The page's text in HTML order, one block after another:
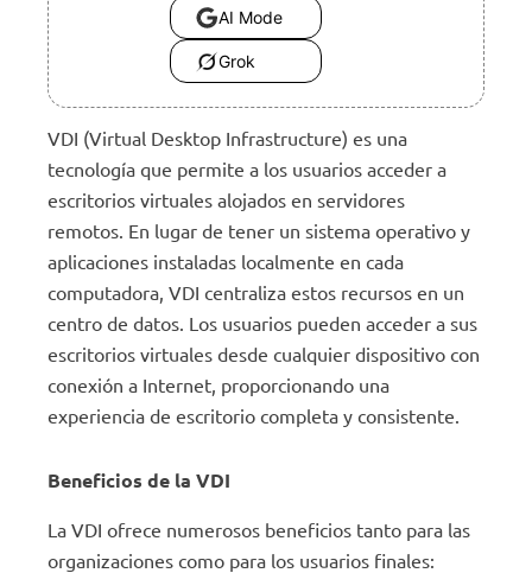
AI Mode
Grok
VDI (Virtual Desktop Infrastructure) es una
tecnología que permite a los usuarios acceder a
escritorios virtuales alojados en servidores
remotos. En lugar de tener un sistema operativo y
aplicaciones instaladas localmente en cada
computadora, VDI centraliza estos recursos en un
centro de datos. Los usuarios pueden acceder a sus
escritorios virtuales desde cualquier dispositivo con
conexión a Internet, proporcionando una
experiencia de escritorio completa y consistente.
Beneficios de la VDI
La VDI ofrece numerosos beneficios tanto para las
organizaciones como para los usuarios finales: